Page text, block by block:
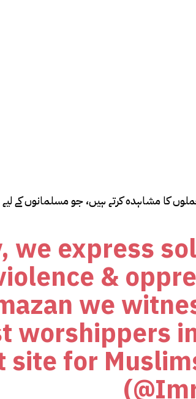
کا مشاہدہ کرتے ہیں، جو مسلمانوں کے
we express
&
we
worshippers
site for